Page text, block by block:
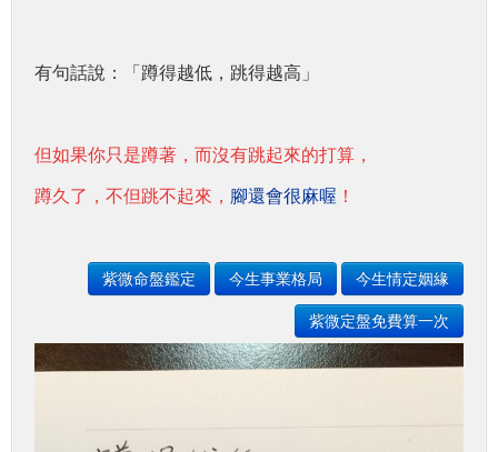
有句話說：「蹲得越低，跳得越高」
但如果你只是蹲著，而沒有跳起來的打算，
蹲久了，不但跳不起來， 腳還會很麻喔 ！
紫微命盤鑑定 今生事業格局
今生情定姻緣
紫微定盤免費算一次